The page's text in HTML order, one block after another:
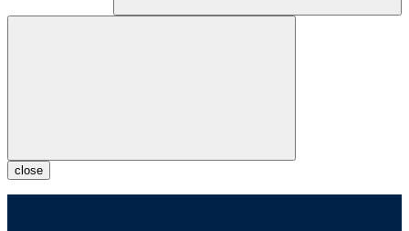
close